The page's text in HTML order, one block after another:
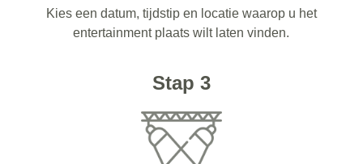
Kies een datum, tijdstip en locatie waarop u het
entertainment plaats wilt laten vinden.
Stap 3